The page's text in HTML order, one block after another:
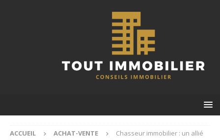
ACCUEIL ACHAT-VENTE
Chasseur immobilier : un allié